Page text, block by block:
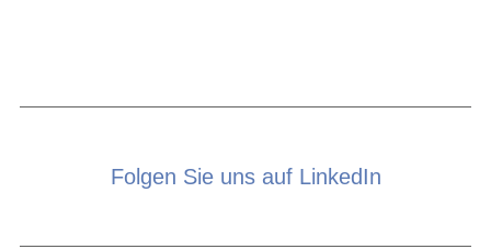
Folgen Sie uns auf LinkedIn